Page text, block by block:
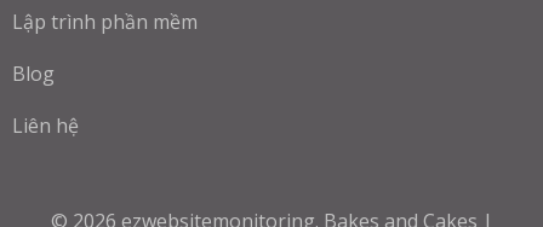
Lập trình phần mềm
Blog
Liên hệ
© 2026 ezwebsitemonitoring. Bakes and Cakes |